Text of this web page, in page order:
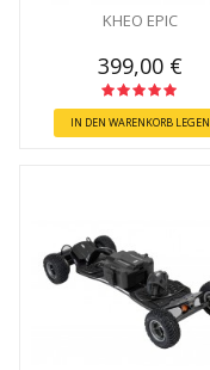
KHEO EPIC
399,00 €
IN DEN WARENKORB LEGEN